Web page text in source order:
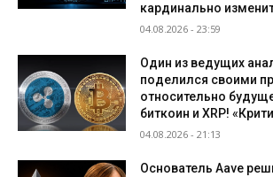
кардинально
04.08.2026 - 23:59
Один из ведущих
поделился своими
относительно
биткоин и XRP!
04.08.2026 - 21:13
Основатель Aave